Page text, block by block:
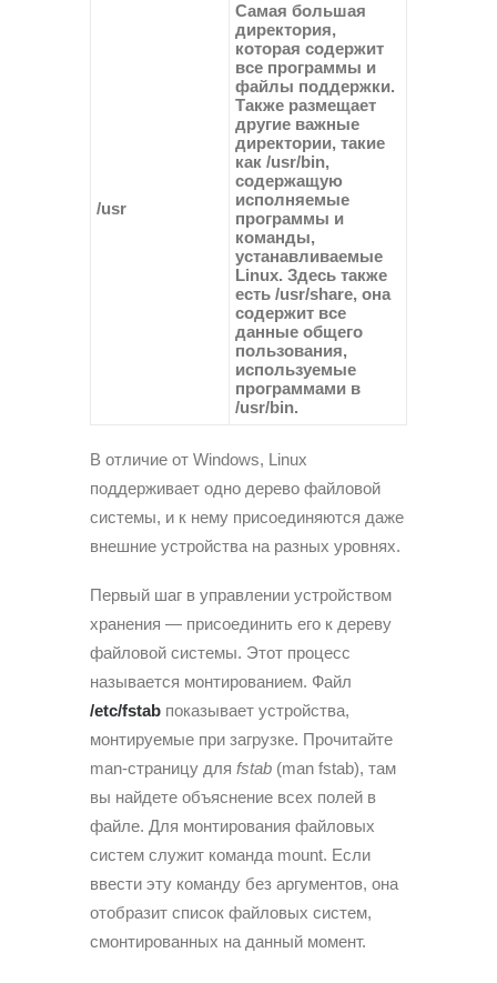
/usr
Самая большая
директория,
которая содержит
все программы и
файлы поддержки.
Также размещает
другие важные
директории, такие
как /usr/bin,
содержащую
исполняемые
программы и
команды,
устанавливаемые
Linux. Здесь также
есть /usr/share, она
содержит все
данные общего
пользования,
используемые
программами в
/usr/bin.
В отличие от Windows, Linux
поддерживает одно дерево файловой
системы, и к нему присоединяются даже
внешние устройства на разных уровнях.
Первый шаг в управлении устройством
хранения — присоединить его к дереву
файловой системы. Этот процесс
называется монтированием. Файл
/etc/fstab показывает устройства,
монтируемые при загрузке. Прочитайте
man-страницу для fstab (man fstab), там
вы найдете объяснение всех полей в
файле. Для монтирования файловых
систем служит команда mount. Если
ввести эту команду без аргументов, она
отобразит список файловых систем,
смонтированных на данный момент.